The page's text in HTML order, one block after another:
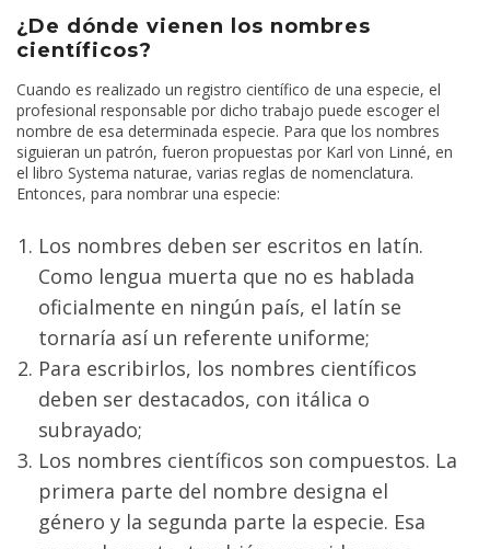
¿De dónde vienen los nombres
científicos?
Cuando es realizado un registro científico de una especie, el
profesional responsable por dicho trabajo puede escoger el
nombre de esa determinada especie. Para que los nombres
siguieran un patrón, fueron propuestas por Karl von Linné, en
el libro Systema naturae, varias reglas de nomenclatura.
Entonces, para nombrar una especie:
Los nombres deben ser escritos en latín.
Como lengua muerta que no es hablada
oficialmente en ningún país, el latín se
tornaría así un referente uniforme;
Para escribirlos, los nombres científicos
deben ser destacados, con itálica o
subrayado;
Los nombres científicos son compuestos. La
primera parte del nombre designa el
género y la segunda parte la especie. Esa